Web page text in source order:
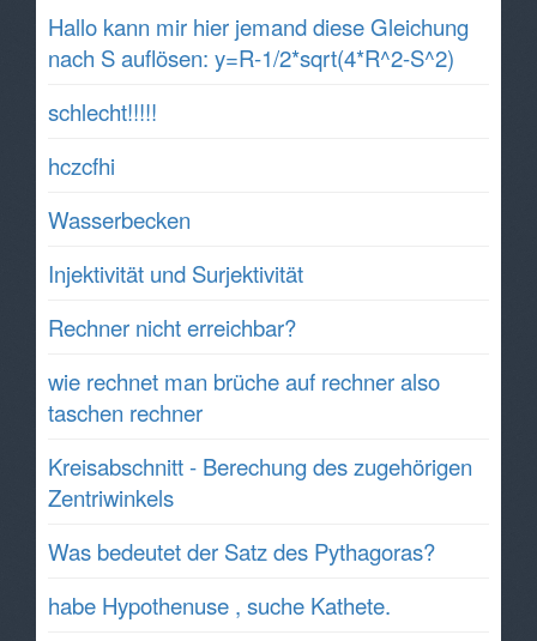
Hallo kann mir hier jemand diese Gleichung
nach S auflösen: y=R-1/2*sqrt(4*R^2-S^2)
schlecht!!!!!
hczcfhi
Wasserbecken
Injektivität und Surjektivität
Rechner nicht erreichbar?
wie rechnet man brüche auf rechner also
taschen rechner
Kreisabschnitt - Berechung des zugehörigen
Zentriwinkels
Was bedeutet der Satz des Pythagoras?
habe Hypothenuse , suche Kathete.